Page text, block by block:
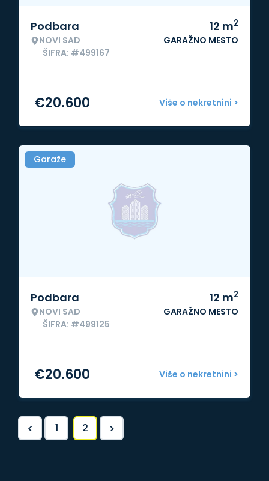
Podbara
NOVI SAD
ŠIFRA: #499167
12 m2
GARAŽNO MESTO
Više o nekretnini >
€20.600
Garaže
Podbara
NOVI SAD
ŠIFRA: #499125
12 m2
GARAŽNO MESTO
Više o nekretnini >
€20.600
< 1 2 >